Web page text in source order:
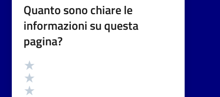
Quanto sono chiare le
informazioni su questa
pagina?
Valutazione